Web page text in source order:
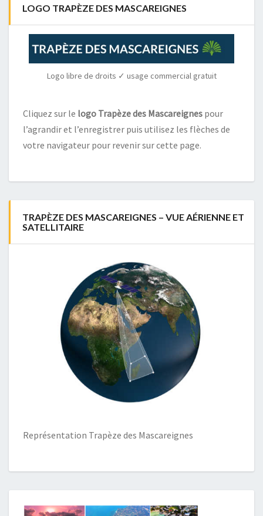
LOGO TRAPÈZE DES MASCAREIGNES
Logo libre de droits ✓ usage commercial gratuit
Cliquez sur le logo Trapèze des Mascareignes pour
l’agrandir et l’enregistrer puis utilisez les flèches de
votre navigateur pour revenir sur cette page.
TRAPÈZE DES MASCAREIGNES – VUE AÉRIENNE ET
SATELLITAIRE
Représentation Trapèze des Mascareignes